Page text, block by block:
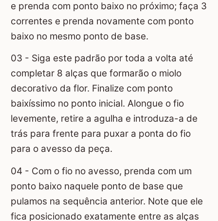
e prenda com ponto baixo no próximo; faça 3
correntes e prenda novamente com ponto
baixo no mesmo ponto de base.
03 - Siga este padrão por toda a volta até
completar 8 alças que formarão o miolo
decorativo da flor. Finalize com ponto
baixíssimo no ponto inicial. Alongue o fio
levemente, retire a agulha e introduza-a de
trás para frente para puxar a ponta do fio
para o avesso da peça.
04 - Com o fio no avesso, prenda com um
ponto baixo naquele ponto de base que
pulamos na sequência anterior. Note que ele
fica posicionado exatamente entre as alças